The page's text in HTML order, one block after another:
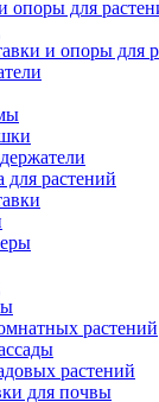
опоры для
и опоры для
для растений
растений
растений
для почвы